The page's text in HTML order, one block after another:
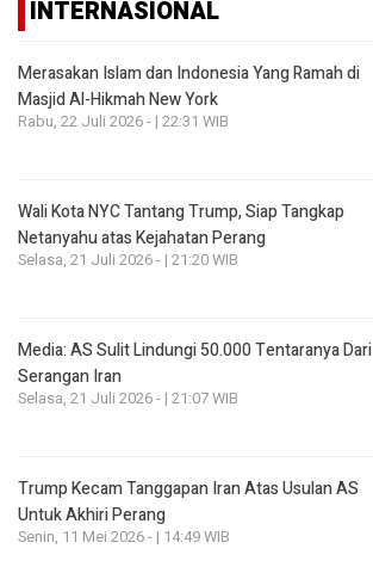
INTERNASIONAL
Merasakan Islam dan Indonesia Yang Ramah di
Masjid Al-Hikmah New York
Rabu, 22 Juli 2026 - | 22:31 WIB
Wali Kota NYC Tantang Trump, Siap Tangkap
Netanyahu atas Kejahatan Perang
Selasa, 21 Juli 2026 - | 21:20 WIB
Media: AS Sulit Lindungi 50.000 Tentaranya Dari
Serangan Iran
Selasa, 21 Juli 2026 - | 21:07 WIB
Trump Kecam Tanggapan Iran Atas Usulan AS
Untuk Akhiri Perang
Senin, 11 Mei 2026 - | 14:49 WIB